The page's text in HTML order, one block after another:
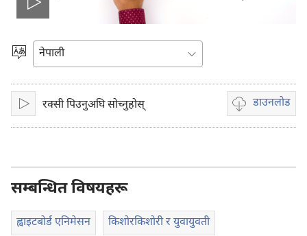
भिडियो
प्ले
गर्ने
भाषा
प्ले
गर्नुहोस्
रक्सी पिउनुअघि सोच्नुहोस् डाउनलोड
भिडियो
डाउनलोडका
सम्बन्धित विषयहरू
ह्वाइटबोर्ड एनिमेसन किशोरकिशोरी र युवायुवती